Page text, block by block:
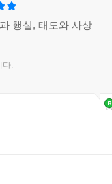
행실, 태도와 사상
다.